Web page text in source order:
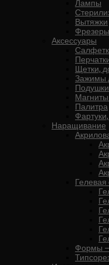
Лампы
Вытяжки
Фрезеры
Аксессуары
Щетки,
Зажимы
Магниты
Палитра
Наращивание
Гелевая
Формы